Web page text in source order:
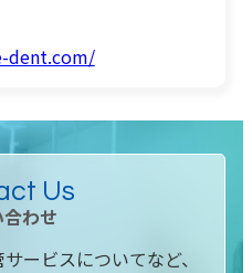
dent.com/
Us
わせ
ービスについてなど、